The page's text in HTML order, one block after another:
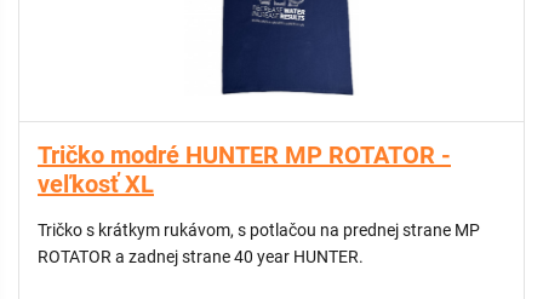
Tričko modré HUNTER MP ROTATOR -
veľkosť XL
Tričko s krátkym rukávom, s potlačou na prednej strane MP
ROTATOR a zadnej strane 40 year HUNTER.